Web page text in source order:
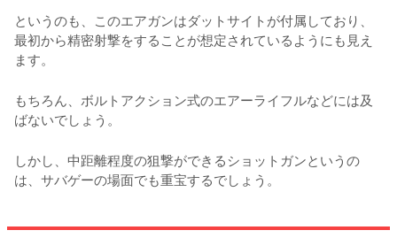
というのも、このエアガンはダットサイトが付属しており、
最初から精密射撃をすることが想定されているようにも見え
ます。
もちろん、ボルトアクション式のエアーライフルなどには及
ばないでしょう。
しかし、中距離程度の狙撃ができるショットガンというの
は、サバゲーの場面でも重宝するでしょう。